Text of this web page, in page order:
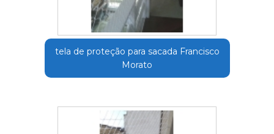
tela de proteção para sacada Francisco
Morato